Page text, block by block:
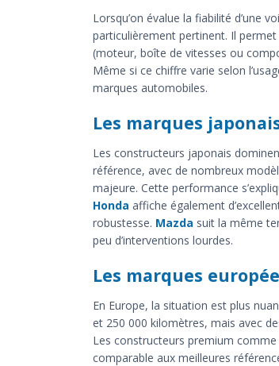
Lorsqu’on évalue la fiabilité d’une
particulièrement pertinent. Il permet
(moteur, boîte de vitesses ou
Même si ce chiffre varie selon
marques automobiles.
Les marques
Les constructeurs japonais
référence, avec de nombreux
majeure. Cette performance
Honda affiche également
robustesse. Mazda suit la même
peu d’interventions lourdes.
Les marques
En Europe, la situation est plus
et 250 000 kilomètres, mais avec
Les constructeurs premium comme
comparable aux meilleures